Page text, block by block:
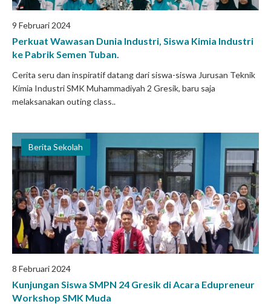
9 Februari 2024
Perkuat Wawasan Dunia Industri, Siswa Kimia Industri
ke Pabrik Semen Tuban.
Cerita seru dan inspiratif datang dari siswa-siswa Jurusan Teknik
Kimia Industri SMK Muhammadiyah 2 Gresik, baru saja
melaksanakan outing class..
Berita Sekolah
8 Februari 2024
Kunjungan Siswa SMPN 24 Gresik di Acara Edupreneur
Workshop SMK Muda